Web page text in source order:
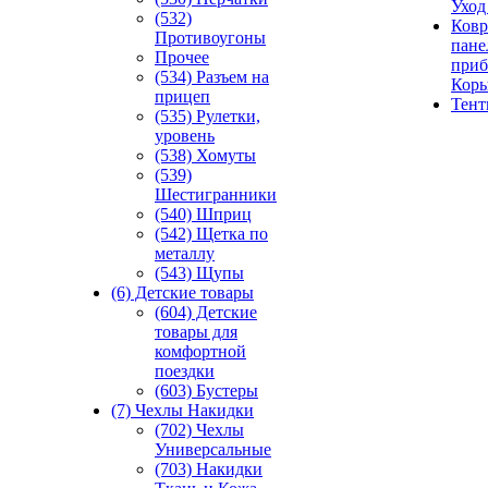
(532)
Противоугоны
Прочее
(534) Разъем на
прицеп
(535) Рулетки,
уровень
(538) Хомуты
(539)
Шестигранники
(540) Шприц
(542) Щетка по
металлу
(543) Щупы
(6) Детские товары
(604) Детские
товары для
комфортной
поездки
(603) Бустеры
(7) Чехлы Накидки
(702) Чехлы
Универсальные
(703) Накидки
Уход